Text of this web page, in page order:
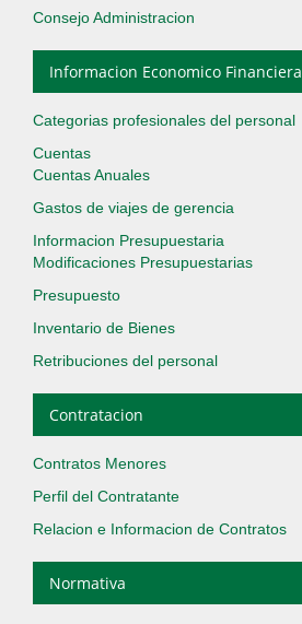
Consejo Administracion
Informacion Economico Financiera
Categorias profesionales del personal
Cuentas
Cuentas Anuales
Gastos de viajes de gerencia
Informacion Presupuestaria
Modificaciones Presupuestarias
Presupuesto
Inventario de Bienes
Retribuciones del personal
Contratacion
Contratos Menores
Perfil del Contratante
Relacion e Informacion de Contratos
Normativa